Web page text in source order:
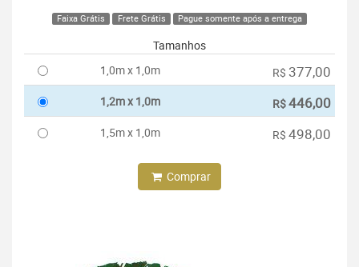
Faixa Grátis Frete Grátis Pague somente após a entrega
Tamanhos
1,0m x 1,0m
R$ 377,00
1,2m x 1,0m R$446,00
1,5m x 1,0m R$ 498,00
Comprar